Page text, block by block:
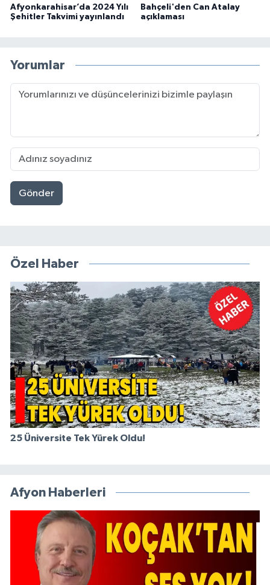
Afyonkarahisar’da 2024 Yılı
Şehitler Takvimi yayınlandı
Bahçeli'den Can Atalay
açıklaması
Yorumlar
Gönder
Özel Haber
25 Üniversite Tek Yürek Oldu!
Afyon Haberleri